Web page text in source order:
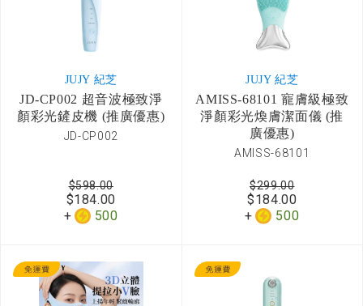
JUJY 紀芝
JD-CP002 超音波極致淨
顏彩光鏟皮機 (推廣優惠)
JD-CP002
$184.00
500
$598.00
JUJY 紀芝
AMISS-68101 寵膚級極致
淨顏彩光煥膚潔面儀 (推
廣優惠)
AMISS-68101
$184.00
500
$299.00